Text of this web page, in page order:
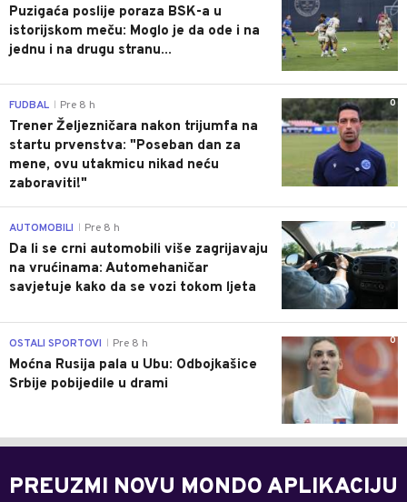
Puzigaća poslije poraza BSK-a u
istorijskom meču: Moglo je da ode i na
jednu i na drugu stranu...
0
FUDBAL Pre 8 h
Trener Željezničara nakon trijumfa na
startu prvenstva: "Poseban dan za
mene, ovu utakmicu nikad neću
zaboraviti!"
0
AUTOMOBILI Pre 8 h
Da li se crni automobili više zagrijavaju
na vrućinama: Automehaničar
savjetuje kako da se vozi tokom ljeta
0
OSTALI SPORTOVI Pre 8 h
Moćna Rusija pala u Ubu: Odbojkašice
Srbije pobijedile u drami
PREUZMI NOVU MONDO APLIKACIJU